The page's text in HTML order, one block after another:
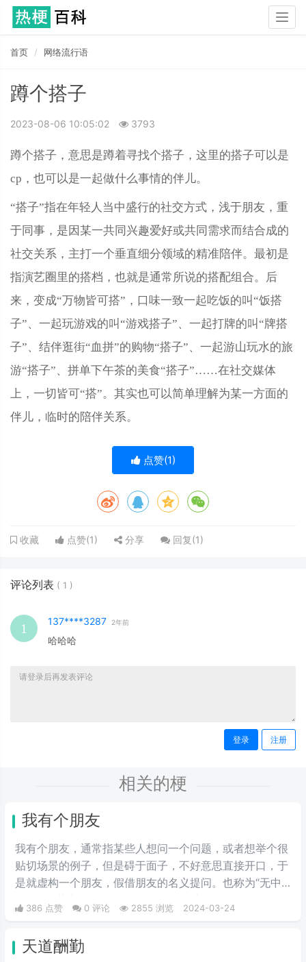
首页 网络流行语
蹲个搭子
2023-08-06 10:05:02 3793
蹲个搭子，意思是蹲着寻找个搭子，这里的搭子可以是
cp，也可以是一起做什么事情的伴儿。
“搭子”指在年轻人当中盛行的社交方式，浅于朋友，重
于同事，是因某一共同兴趣爱好或共同需求而结合成的
社交关系，主打一个垂直细分领域的精准陪伴。最初是
指演艺圈里的搭档，也就是通常所说的搭配组合。后
来，变成“万物皆可搭”，口味一致一起吃饭的叫“饭搭
子”、一起玩游戏的叫“游戏搭子”、一起打牌的叫“牌搭
子”、结伴逛街“血拼”的购物“搭子”、一起游山玩水的旅
游“搭子”、拼单下午茶的美食“搭子”……在社交媒体
上，一切皆可“搭”。其实也可以简单理解为某一方面的
伴儿，临时的陪伴关系。
点赞(1)
收藏 点赞(1) 分享 回复(1)
评论列表 ( 1 )
137****3287 2年前
哈哈哈
登录 注册
相关的梗
我有个朋友
我有个朋友，通‌‌‌‌‌‌‌‌常指某些人想问一个问题，或者想举个很
贴切场景的例子，但是碍于面子，不好意思直接开口，于
是就虚构一个朋友，假借朋友的名义提问。也称为“无中
生友”和“薛定谔的朋友”。一般来说，这个朋友就是自己。
386 点赞 0 评论 2855 浏览 2024-03-24
天道酬勤